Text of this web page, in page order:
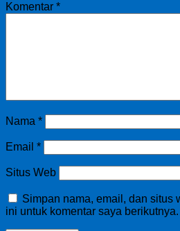
Komentar *
Nama *
Email *
Situs Web
Simpan nama, email, dan situs
ini untuk komentar saya berikutnya.